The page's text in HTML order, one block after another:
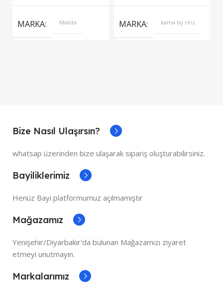
MARKA Makita MARKA kama by reis
Bize Nasıl Ulaşırsın?
whatsap üzerinden bize ulaşarak sipariş oluşturabilirsiniz.
Bayiliklerimiz
Henüz Bayi platformumuz açılmamıştır
Mağazamız
Yenişehir/Diyarbakır'da bulunan Mağazamızı ziyaret
etmeyi unutmayın.
Markalarımız